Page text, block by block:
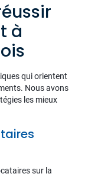
à
qui orientent
Nous avons
les mieux
sur la